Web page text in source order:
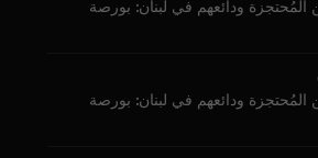
ودائعهم في لبنان: بورصة
ودائعهم في لبنان: بورصة